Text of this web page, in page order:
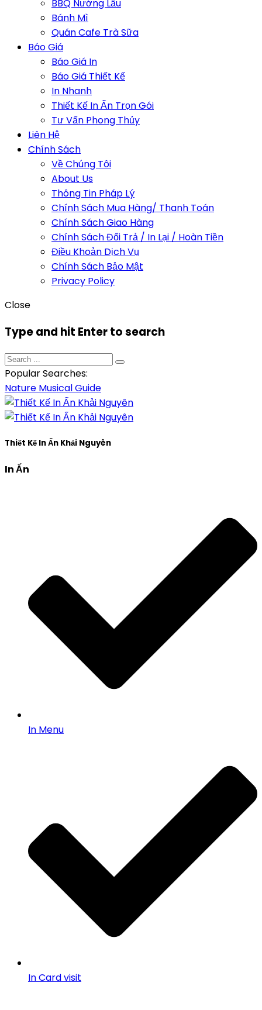
BBQ Nướng Lẩu
Bánh Mì
Quán Cafe Trà Sữa
Báo Giá
Báo Giá In
Báo Giá Thiết Kế
In Nhanh
Thiết Kế In Ấn Trọn Gói
Tư Vấn Phong Thủy
Liên Hệ
Chính Sách
Về Chúng Tôi
About Us
Thông Tin Pháp Lý
Chính Sách Mua Hàng/ Thanh Toán
Chính Sách Giao Hàng
Chính Sách Đổi Trả / In Lại / Hoàn Tiền
Điều Khoản Dịch Vụ
Chính Sách Bảo Mật
Privacy Policy
Close
Type and hit Enter to search
Popular Searches:
Nature MusicalGuide
Thiết Kế In Ấn Khải Nguyên
In Ấn
In Menu
In Card visit